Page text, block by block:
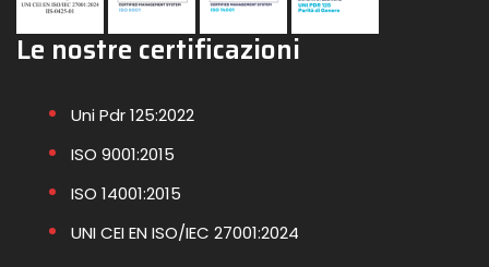
Le nostre certificazioni
Uni Pdr 125:2022
ISO 9001:2015
ISO 14001:2015
UNI CEI EN ISO/IEC 27001:2024